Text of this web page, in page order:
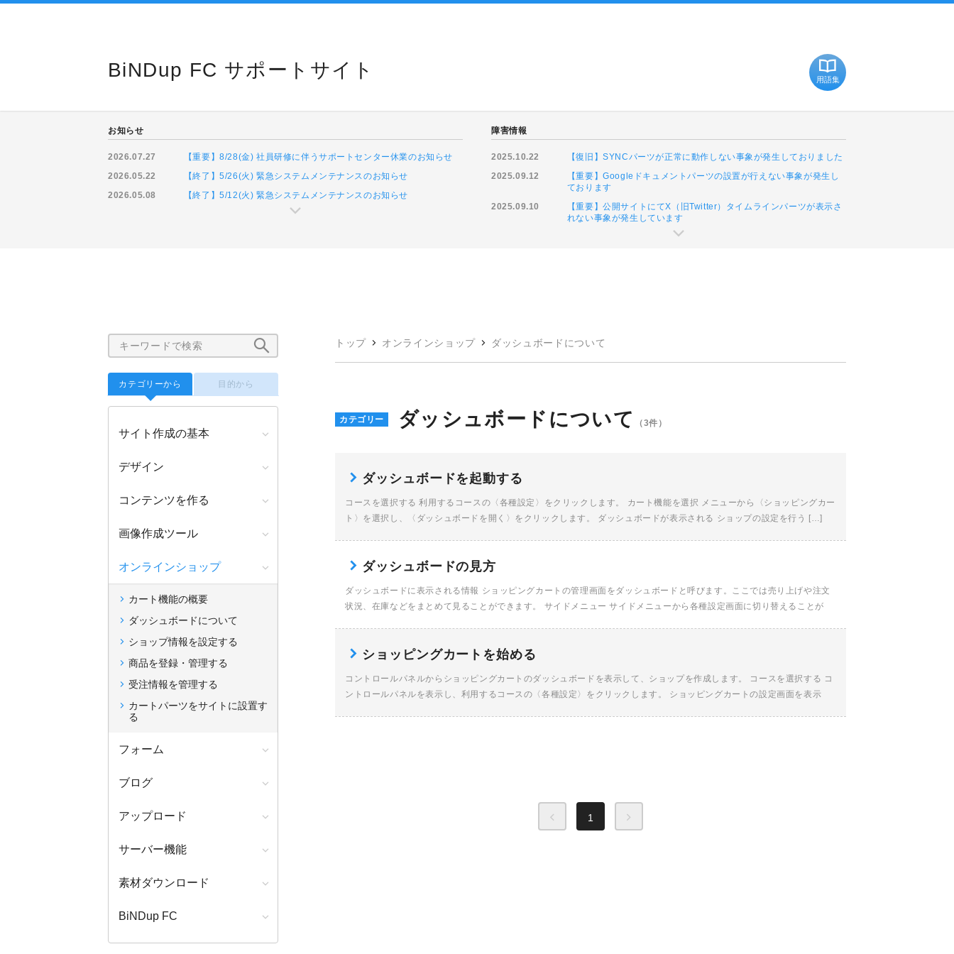
BiNDup FC サポートサイト 用語集
お知らせ
2026.07.27
【重要】8/28(金) 社員研修に伴うサポートセンター休業のお知らせ
2026.05.22
【終了】5/26(火) 緊急システムメンテナンスのお知らせ
2026.05.08
【終了】5/12(火) 緊急システムメンテナンスのお知らせ
障害情報
2025.10.22
【復旧】SYNCパーツが正常に動作しない事象が発生しておりました
2025.09.12
【重要】Googleドキュメントパーツの設置が行えない事象が発生し
ております
2025.09.10
【重要】公開サイトにてX（旧Twitter）タイムラインパーツが表示さ
れない事象が発生しています
トップ オンラインショップ ダッシュボードについて
カテゴリー ダッシュボードについて （3件）
ダッシュボードを起動する
コースを選択する 利用するコースの〈各種設定〉をクリックします。 カート機能を選択 メニューから〈ショッピングカー
ト〉を選択し、〈ダッシュボードを開く〉をクリックします。 ダッシュボードが表示される ショップの設定を行う […]
ダッシュボードの見方
ダッシュボードに表示される情報 ショッピングカートの管理画面をダッシュボードと呼びます。ここでは売り上げや注文
状況、在庫などをまとめて見ることができます。 サイドメニュー サイドメニューから各種設定画面に切り替えることが
ショッピングカートを始める
コントロールパネルからショッピングカートのダッシュボードを表示して、ショップを作成します。 コースを選択する コ
ントロールパネルを表示し、利用するコースの〈各種設定〉をクリックします。 ショッピングカートの設定画面を表示
1
カテゴリーから 目的から
サイト作成の基本
デザイン
コンテンツを作る
画像作成ツール
オンラインショップ
カート機能の概要
ダッシュボードについて
ショップ情報を設定する
商品を登録・管理する
受注情報を管理する
カートパーツをサイトに設置す
る
フォーム
ブログ
アップロード
サーバー機能
素材ダウンロード
BiNDup FC